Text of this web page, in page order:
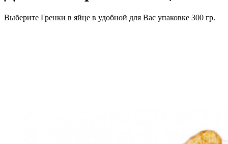
Выберите Гренки в яйце в удобной для Вас упаковке 300 гр.